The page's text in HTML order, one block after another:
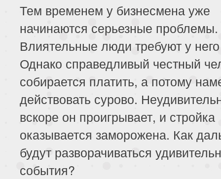
Тем временем у бизнесмена уже
начинаются серьезные проблемы.
Влиятельные люди требуют у него
Однако справедливый честный
собирается платить, а потому
действовать сурово.
вскоре он проигрывает, и стройка
оказывается заморожена. Как
будут разворачиваться
события?